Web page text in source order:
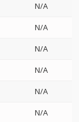
N/A
N/A
N/A
N/A
N/A
N/A